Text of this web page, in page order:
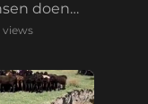
doen
klaar
views